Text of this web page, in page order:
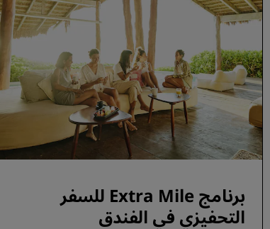
برنامج Extra Mile للسفر
التحفيزي في الفندق